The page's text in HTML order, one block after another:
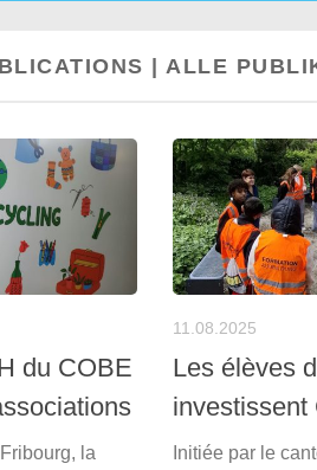
| ALLE
du COBE
la
11.08.2025
Les élèves
investissent
Initiée par le